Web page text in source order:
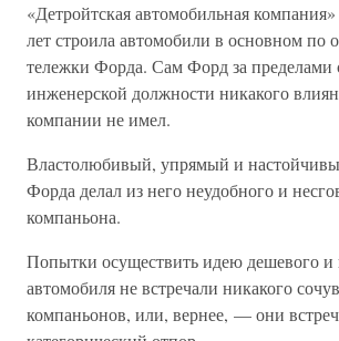
«Детройтская автомобильная
лет строила автомобили в основном по
тележки Форда. Сам Форд за пределами
инженерской должности никакого
компании не имел.
Властолюбивый, упрямый и
Форда делал из него неудобного и
компаньона.
Попытки осуществить идею дешевого и
автомобиля не встречали никакого
компаньонов, или, вернее, — они